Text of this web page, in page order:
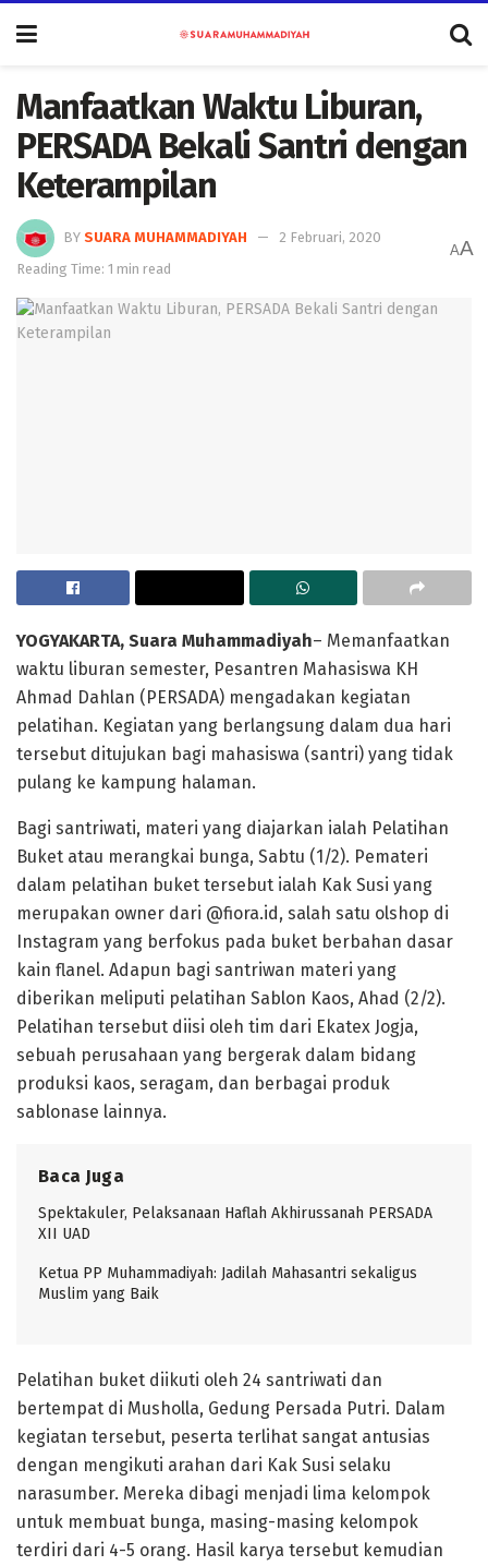
Manfaatkan Waktu Liburan,
PERSADA Bekali Santri dengan
Keterampilan
BY SUARA MUHAMMADIYAH
2 Februari, 2020
Reading Time: 1 min read
AA
YOGYAKARTA, Suara Muhammadiyah– Memanfaatkan
waktu liburan semester, Pesantren Mahasiswa KH
Ahmad Dahlan (PERSADA) mengadakan kegiatan
pelatihan. Kegiatan yang berlangsung dalam dua hari
tersebut ditujukan bagi mahasiswa (santri) yang tidak
pulang ke kampung halaman.
Bagi santriwati, materi yang diajarkan ialah Pelatihan
Buket atau merangkai bunga, Sabtu (1/2). Pemateri
dalam pelatihan buket tersebut ialah Kak Susi yang
merupakan owner dari @fiora.id, salah satu olshop di
Instagram yang berfokus pada buket berbahan dasar
kain flanel. Adapun bagi santriwan materi yang
diberikan meliputi pelatihan Sablon Kaos, Ahad (2/2).
Pelatihan tersebut diisi oleh tim dari Ekatex Jogja,
sebuah perusahaan yang bergerak dalam bidang
produksi kaos, seragam, dan berbagai produk
sablonase lainnya.
Baca Juga
Spektakuler, Pelaksanaan Haflah Akhirussanah PERSADA
XII UAD
Ketua PP Muhammadiyah: Jadilah Mahasantri sekaligus
Muslim yang Baik
Pelatihan buket diikuti oleh 24 santriwati dan
bertempat di Musholla, Gedung Persada Putri. Dalam
kegiatan tersebut, peserta terlihat sangat antusias
dengan mengikuti arahan dari Kak Susi selaku
narasumber. Mereka dibagi menjadi lima kelompok
untuk membuat bunga, masing-masing kelompok
terdiri dari 4-5 orang. Hasil karya tersebut kemudian